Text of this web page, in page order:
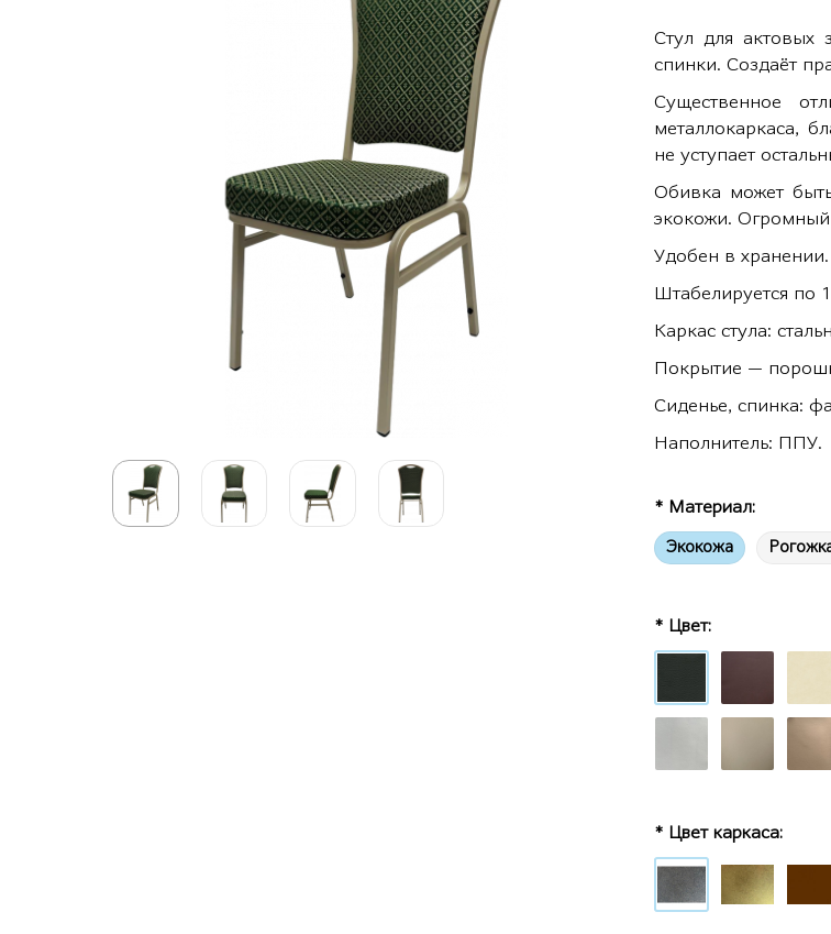
Стул для актовых
спинки. Создаёт
Существенное
металлокаркаса,
не уступает
Обивка может
экокожи.
Удобен в хранении.
Штабелируется по
Каркас стула:
Покрытие —
Сиденье, спинка:
Наполнитель: ППУ.
* Материал:
Экокожа
* Цвет:
* Цвет каркаса: